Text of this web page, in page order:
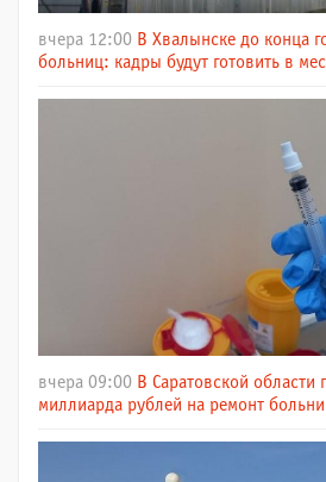
вчера 12:00 В Хвалынске до конца
больниц: кадры будут готовить в
вчера 09:00 В Саратовской области
миллиарда рублей на ремонт